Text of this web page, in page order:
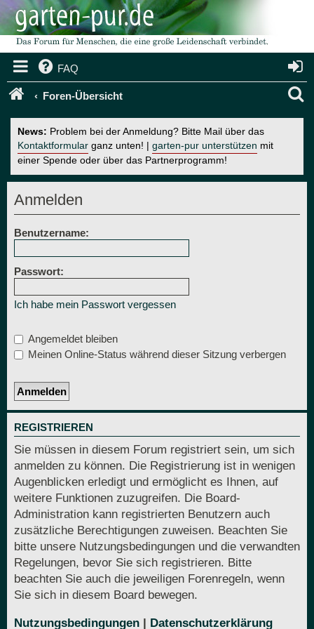
FAQ
Foren-Übersicht
News: Problem bei der Anmeldung? Bitte Mail über das
Kontaktformular ganz unten! | garten-pur unterstützen mit
einer Spende oder über das Partnerprogramm!
Anmelden
Benutzername:
Passwort:
Ich habe mein Passwort vergessen
Angemeldet bleiben
Meinen Online-Status während dieser Sitzung verbergen
REGISTRIEREN
Sie müssen in diesem Forum registriert sein, um sich
anmelden zu können. Die Registrierung ist in wenigen
Augenblicken erledigt und ermöglicht es Ihnen, auf
weitere Funktionen zuzugreifen. Die Board-
Administration kann registrierten Benutzern auch
zusätzliche Berechtigungen zuweisen. Beachten Sie
bitte unsere Nutzungsbedingungen und die verwandten
Regelungen, bevor Sie sich registrieren. Bitte
beachten Sie auch die jeweiligen Forenregeln, wenn
Sie sich in diesem Board bewegen.
Nutzungsbedingungen | Datenschutzerklärung